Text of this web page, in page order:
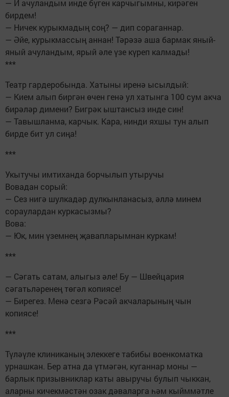
— И ачуландым инде бүген карчыгымны, кирәген
бирдем!
— Ничек курыкмадың соң? — дип сораганнар.
— Әйе, курыкмассың аннан! Тәрәзә аша бармак яный-
яный ачуландым, ярый әле үзе күреп калмады!
***
Театр гардеробында. Хатыны иренә ысылдый:
— Кием алып биргән өчен генә ул хатынга 100 сум акча
бирәләр димени? Бигрәк ыштансыз инде син!
— Тавышланма, карчык. Кара, нинди яхшы тун алып
бирде бит ул сиңа!
***
Укытучы имтиханда борчылып утыручы
Вовадан сорый:
— Сез нигә шулкадәр дулкынланасыз, әллә минем
сораулардан куркасызмы?
Вова:
— Юк, мин үземнең җавапларымнан куркам!
***
— Сәгать сатам, алыгыз әле! Бу — Швейцария
сәгатьләренең төгәл копиясе!
— Бирегез. Менә сезгә Рәсәй акчаларының чын
копиясе!
***
Түләүле клиниканың элеккеге табибы военкоматка
урнашкан. Бер атна да үтмәгән, куганнар моны —
барлык призывниклар каты авыручы булып чыккан,
аларны кичекмәстән озак дәваларга һәм кыйммәтле